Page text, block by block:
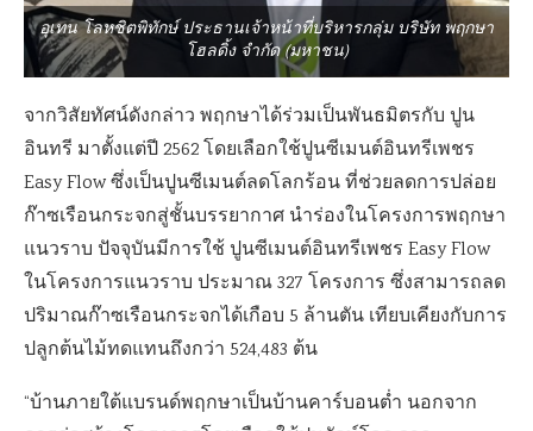
อุเทน โลหชิตพิทักษ์ ประธานเจ้าหน้าที่บริหารกลุ่ม บริษัท พฤกษา
โฮลดิ้ง จำกัด (มหาชน)
จากวิสัยทัศน์ดังกล่าว พฤกษาได้ร่วมเป็นพันธมิตรกับ ปูน
อินทรี มาตั้งแต่ปี 2562 โดยเลือกใช้ปูนซีเมนต์อินทรีเพชร
Easy Flow ซึ่งเป็นปูนซีเมนต์ลดโลกร้อน ที่ช่วยลดการปล่อย
ก๊าซเรือนกระจกสู่ชั้นบรรยากาศ นำร่องในโครงการพฤกษา
แนวราบ ปัจจุบันมีการใช้ ปูนซีเมนต์อินทรีเพชร Easy Flow
ในโครงการแนวราบ ประมาณ 327 โครงการ ซึ่งสามารถลด
ปริมาณก๊าซเรือนกระจกได้เกือบ 5 ล้านตัน เทียบเคียงกับการ
ปลูกต้นไม้ทดแทนถึงกว่า 524,483 ต้น
“บ้านภายใต้แบรนด์พฤกษาเป็นบ้านคาร์บอนต่ำ นอกจาก